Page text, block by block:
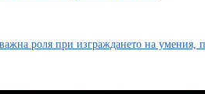
роля при изграждането на умения,